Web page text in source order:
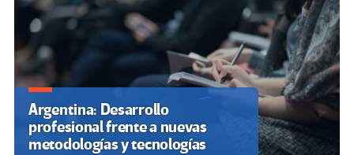
Argentina: Desarrollo
profesional frente a nuevas
metodologías y tecnologías